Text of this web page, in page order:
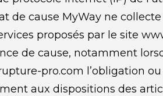
de cause MyWay ne
proposés par le site
de cause, notamment
pro.com l’obligation
aux dispositions des